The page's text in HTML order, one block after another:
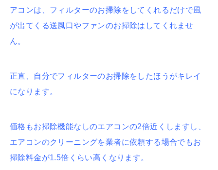
アコンは、フィルターのお掃除をしてくれるだけで風
が出てくる送風口やファンのお掃除はしてくれませ
ん。
正直、自分でフィルターのお掃除をしたほうがキレイ
になります。
価格もお掃除機能なしのエアコンの2倍近くしますし、
エアコンのクリーニングを業者に依頼する場合でもお
掃除料金が1.5倍くらい高くなります。